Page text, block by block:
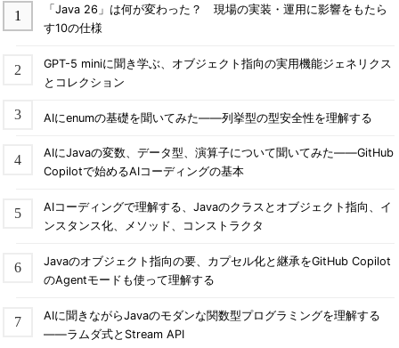
「Java 26」は何が変わった？ 現場の実装・運用に影響をもたら
す10の仕様
GPT-5 miniに聞き学ぶ、オブジェクト指向の実用機能ジェネリクス
とコレクション
AIにenumの基礎を聞いてみた――列挙型の型安全性を理解する
AIにJavaの変数、データ型、演算子について聞いてみた――GitHub
Copilotで始めるAIコーディングの基本
AIコーディングで理解する、Javaのクラスとオブジェクト指向、イ
ンスタンス化、メソッド、コンストラクタ
Javaのオブジェクト指向の要、カプセル化と継承をGitHub Copilot
のAgentモードも使って理解する
AIに聞きながらJavaのモダンな関数型プログラミングを理解する
――ラムダ式とStream API